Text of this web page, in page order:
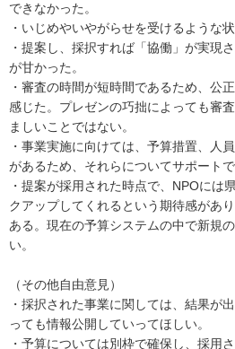
できなかった。
・いじめやいやがらせを受けるような
・提案し、採択すれば「協働」が実現
が甘かった。
・審査の時間が短時間であるため、公
感じた。プレゼンの巧拙によっても審
ましいことではない。
・事業実施に向けては、予算措置、人
があるため、それらについてサポート
・提案が採用された時点で、NPOには
クアップしてくれるという期待感があ
ある。現在の予算システムの中で新規
い。
（その他自由意見）
・採択された事業に関しては、結果が
っても情報公開していってほしい。
・予算については別枠で確保し、採用